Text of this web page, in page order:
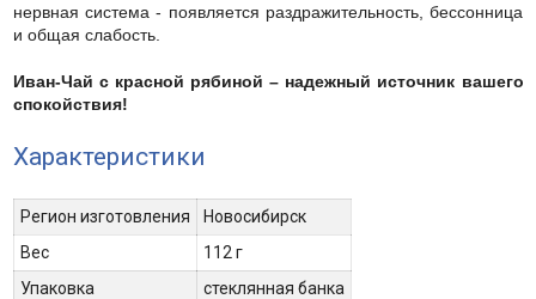
нервная система - появляется раздражительность, бессонница
и общая слабость.
Иван-Чай с красной рябиной – надежный источник вашего
спокойствия!
Характеристики
Регион изготовления
Новосибирск
Вес
112 г
Упаковка
стеклянная банка